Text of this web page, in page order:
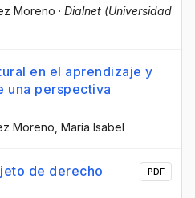
Moreno · Dialnet (Universidad
en el aprendizaje y
una perspectiva
Moreno , María Isabel
de derecho
PDF